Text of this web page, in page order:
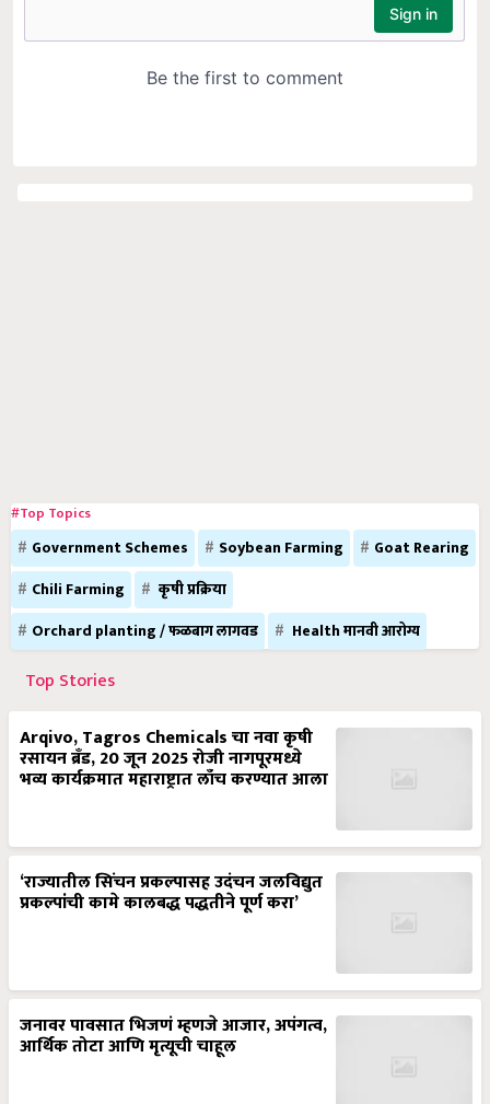
#Top Topics
Government Schemes Soybean Farming
Goat Rearing
Chili Farming
कृषी प्रक्रिया
Orchard planting / फळबाग लागवड
Health मानवी आरोग्य
Top Stories
Arqivo, Tagros Chemicals चा नवा कृषी
रसायन ब्रँड, 20 जून 2025 रोजी नागपूरमध्ये
भव्य कार्यक्रमात महाराष्ट्रात लाँच करण्यात आला
‘राज्यातील सिंचन प्रकल्पासह उदंचन जलविद्युत
प्रकल्पांची कामे कालबद्ध पद्धतीने पूर्ण करा’
जनावर पावसात भिजणं म्हणजे आजार, अपंगत्व,
आर्थिक तोटा आणि मृत्यूची चाहूल